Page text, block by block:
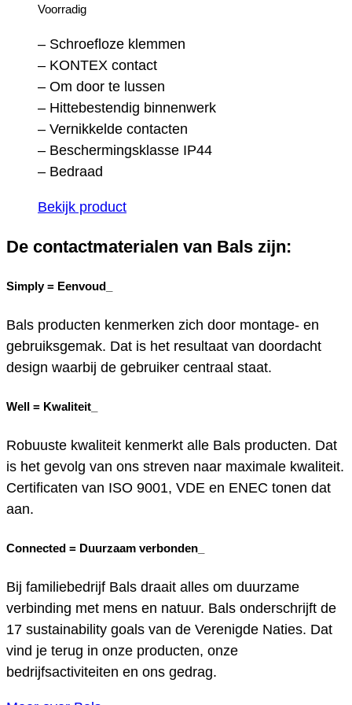
Voorradig
– Schroefloze klemmen
– KONTEX contact
– Om door te lussen
– Hittebestendig binnenwerk
– Vernikkelde contacten
– Beschermingsklasse IP44
– Bedraad
Bekijk product
De contactmaterialen van Bals zijn:
Simply = Eenvoud_
Bals producten kenmerken zich door montage- en
gebruiksgemak. Dat is het resultaat van doordacht
design waarbij de gebruiker centraal staat.
Well = Kwaliteit_
Robuuste kwaliteit kenmerkt alle Bals producten. Dat
is het gevolg van ons streven naar maximale kwaliteit.
Certificaten van ISO 9001, VDE en ENEC tonen dat
aan.
Connected = Duurzaam verbonden_
Bij familiebedrijf Bals draait alles om duurzame
verbinding met mens en natuur. Bals onderschrijft de
17 sustainability goals van de Verenigde Naties. Dat
vind je terug in onze producten, onze
bedrijfsactiviteiten en ons gedrag.